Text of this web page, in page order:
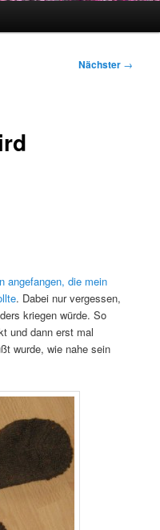
Nächster →
angefangen, die mein
. Dabei nur vergessen,
kriegen würde. So
und dann erst mal
wurde, wie nahe sein